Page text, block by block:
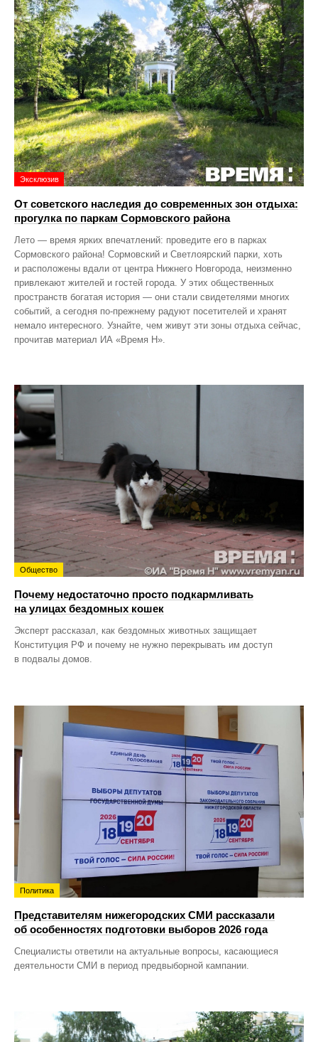
Эксклюзив
От советского наследия до современных зон отдыха:
прогулка по паркам Сормовского района
Лето — время ярких впечатлений: проведите его в парках
Сормовского района! Сормовский и Светлоярский парки, хоть
и расположены вдали от центра Нижнего Новгорода, неизменно
привлекают жителей и гостей города. У этих общественных
пространств богатая история — они стали свидетелями многих
событий, а сегодня по‑прежнему радуют посетителей и хранят
немало интересного. Узнайте, чем живут эти зоны отдыха сейчас,
прочитав материал ИА «Время Н».
Общество
Почему недостаточно просто подкармливать
на улицах бездомных кошек
Эксперт рассказал, как бездомных животных защищает
Конституция РФ и почему не нужно перекрывать им доступ
в подвалы домов.
Политика
Представителям нижегородских СМИ рассказали
об особенностях подготовки выборов 2026 года
Специалисты ответили на актуальные вопросы, касающиеся
деятельности СМИ в период предвыборной кампании.